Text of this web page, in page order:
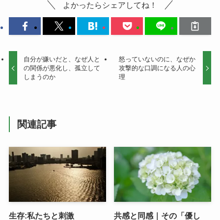
よかったらシェアしてね！
自分が嫌いだと、なぜ人と
の関係が悪化し、孤立して
しまうのか
怒っていないのに、なぜか
攻撃的な口調になる人の心
理
関連記事
生存:私たちと刺激 共感と同感｜その「優し